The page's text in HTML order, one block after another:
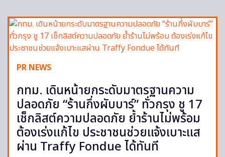
PR NEWS
กทม. เดินหน้ายกระดับมาตรฐานความ
ปลอดภัย “ร้านกึ่งผับบาร์” ทั่วกรุง ชู 17
เช็กลิสต์ความปลอดภัย ย้ำร้านไม่พร้อม
ต้องเร่งแก้ไข ประชาชนช่วยแจ้งเบาะแส
ผ่าน Traffy Fondue ได้ทันที